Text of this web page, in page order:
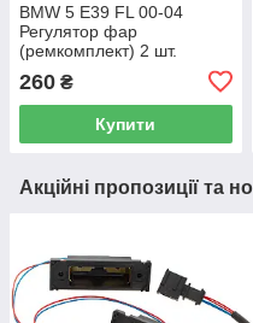
BMW 5 E39 FL 00-04
Регулятор фар
(ремкомплект) 2 шт.
260 ₴
Купити
Акційні пропозиції та